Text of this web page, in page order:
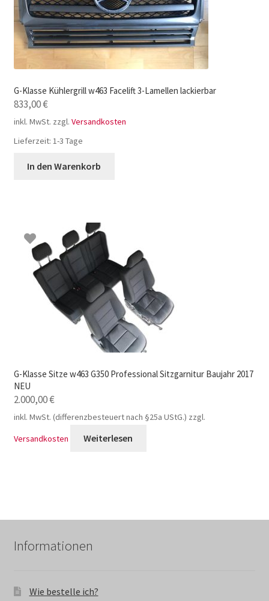
G-Klasse Kühlergrill w463 Facelift 3-Lamellen lackierbar
833,00€
inkl. MwSt. zzgl. Versandkosten
Lieferzeit: 1-3 Tage
In den Warenkorb
G-Klasse Sitze w463 G350 Professional Sitzgarnitur Baujahr 2017
NEU
2.000,00€
inkl. MwSt. (differenzbesteuert nach §25a UStG.) zzgl.
Versandkosten
Weiterlesen
Informationen
Wie bestelle ich?